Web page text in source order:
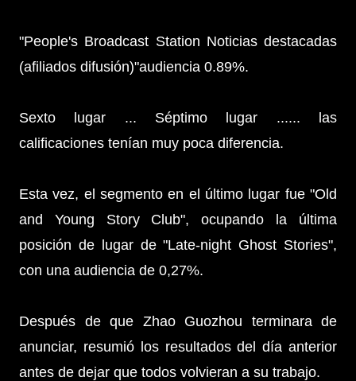
"People's Broadcast Station Noticias destacadas
(afiliados difusión)"audiencia 0.89%.
Sexto lugar ... Séptimo lugar ...... las
calificaciones tenían muy poca diferencia.
Esta vez, el segmento en el último lugar fue "Old
and Young Story Club", ocupando la última
posición de lugar de "Late-night Ghost Stories",
con una audiencia de 0,27%.
Después de que Zhao Guozhou terminara de
anunciar, resumió los resultados del día anterior
antes de dejar que todos volvieran a su trabajo.